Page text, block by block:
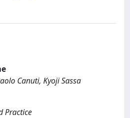
Canuti, Kyoji Sassa
Practice